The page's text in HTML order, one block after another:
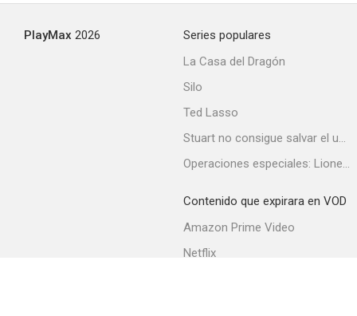
PlayMax 2026
Series populares
La Casa del Dragón
Silo
Ted Lasso
Stuart no consigue salvar el universo
Operaciones especiales: Lioness
Contenido que expirara en VOD
Amazon Prime Video
Netflix